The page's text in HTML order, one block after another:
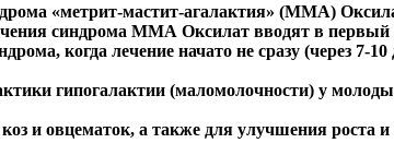
«метрит-мастит-агалактия» (ММА)
синдрома ММА Оксилат вводят в первый
когда лечение начато не сразу (через
гипогалактии (маломолочности) у
и овцематок, а также для улучшения роста